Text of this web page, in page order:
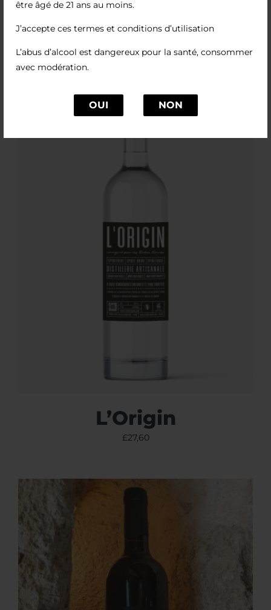
être âgé de 21 ans au moins.
J’accepte ces termes et conditions d’utilisation
L’abus d’alcool est dangereux pour la santé, consommer
avec modération.
OUI NON
L’Anis
£30,00
L’Origin
£27,60